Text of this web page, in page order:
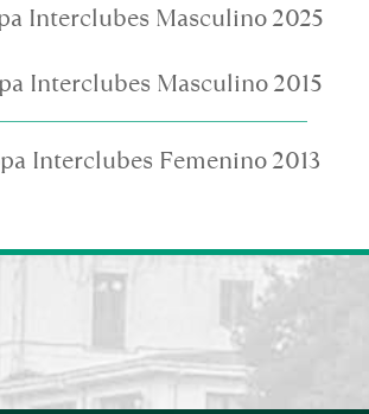
Interclubes Masculino 2025
Interclubes Masculino 2015
Interclubes Femenino 2013